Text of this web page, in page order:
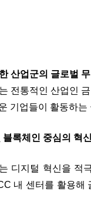
산업군의 글로벌
는 전통적인 산업인 금
기업들이 활동하
블록체인 중심의 혁
는 디지털 혁신을 적
내 센터를 활용해